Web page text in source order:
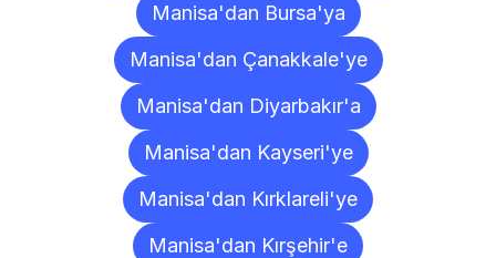
Manisa'dan Bursa'ya
Manisa'dan Çanakkale'ye
Manisa'dan Diyarbakır'a
Manisa'dan Kayseri'ye
Manisa'dan Kırklareli'ye
Manisa'dan Kırşehir'e